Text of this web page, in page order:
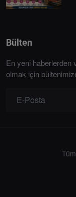
Bülten
En yeni haberlerden
olmak için